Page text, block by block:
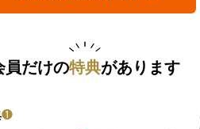
員だけの特典があります
❶